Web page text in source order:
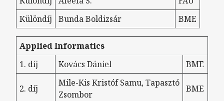
Különdíj
Bunda Boldizsár BME
Applied Informatics
1. díj
Kovács Dániel BME
2. díj
Mile-Kis Kristóf Samu, Tapasztó
Zsombor
BME